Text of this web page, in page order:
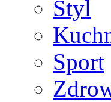
Styl
Sport